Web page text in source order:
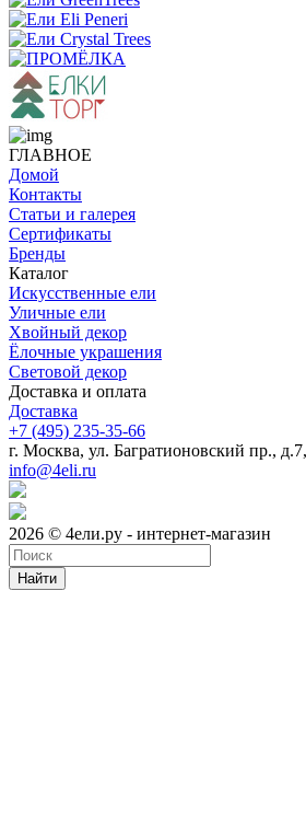
ГЛАВНОЕ
Домой
Контакты
Статьи и галерея
Сертификаты
Бренды
Каталог
Искусственные ели
Уличные ели
Хвойный декор
Ёлочные украшения
Световой декор
Доставка и оплата
Доставка
+7 (495) 235-35-66
г. Москва, ул. Багратионовский пр.,
info@4eli.ru
2026 © 4ели.ру - интернет-магазин
Найти